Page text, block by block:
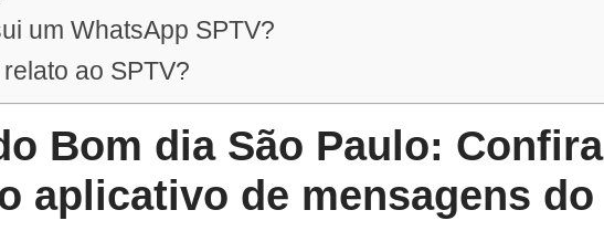
um WhatsApp SPTV?
ao SPTV?
Bom dia São Paulo: Confira
aplicativo de mensagens do